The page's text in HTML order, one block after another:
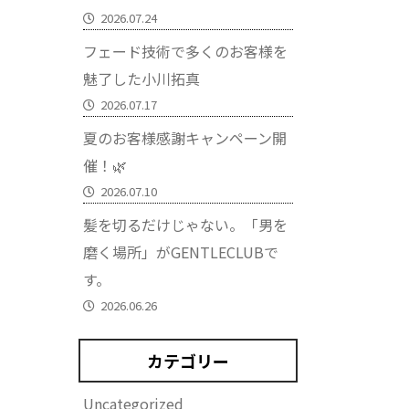
2026.07.24
フェード技術で多くのお客様を
魅了した小川拓真
2026.07.17
夏のお客様感謝キャンペーン開
催！🌿
2026.07.10
髪を切るだけじゃない。「男を
磨く場所」がGENTLECLUBで
す。
2026.06.26
カテゴリー
Uncategorized